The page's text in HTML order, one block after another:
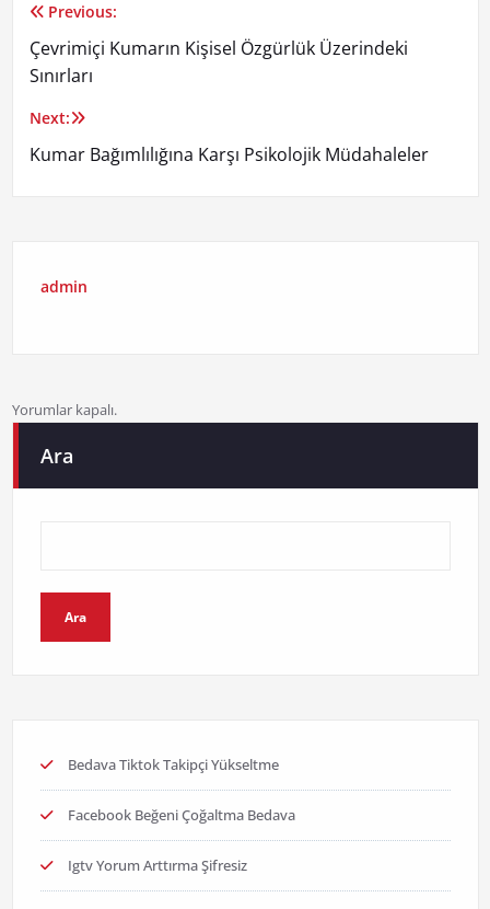
Yazı
gezinmesi
Previous:
Çevrimiçi Kumarın Kişisel Özgürlük Üzerindeki
Sınırları
Next:
Kumar Bağımlılığına Karşı Psikolojik Müdahaleler
admin
Yorumlar kapalı.
Ara
Ara
Bedava Tiktok Takipçi Yükseltme
Facebook Beğeni Çoğaltma Bedava
Igtv Yorum Arttırma Şifresiz